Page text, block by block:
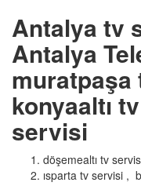
Antalya tv
Antalya
konyaaltı
servisi
döşemealtı tv
ısparta tv servisi ,